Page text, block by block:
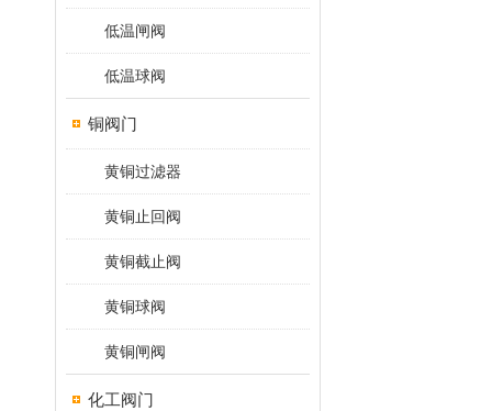
低温闸阀
低温球阀
铜阀门
黄铜过滤器
黄铜止回阀
黄铜截止阀
黄铜球阀
黄铜闸阀
化工阀门